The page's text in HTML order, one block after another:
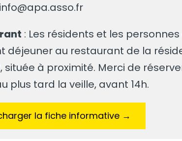
: Les résidents et les
déjeuner au restaurant de la
située à proximité. Merci de
plus tard la veille, avant 14h.
la fiche informative →